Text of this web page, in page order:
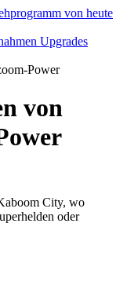
Upgrades
von
City, wo
oder